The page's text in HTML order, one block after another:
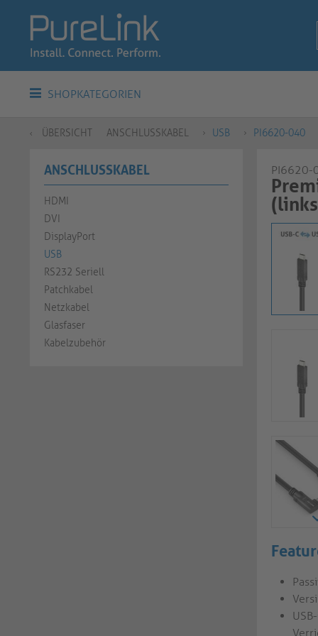
SHOPKATEGORIEN
ÜBERSICHT ANSCHLUSSKABEL USB PI6620-040
ANSCHLUSSKABEL
HDMI
DVI
DisplayPort
USB
RS232 Seriell
Patchkabel
Netzkabel
Glasfaser
Kabelzubehör
PI6620-